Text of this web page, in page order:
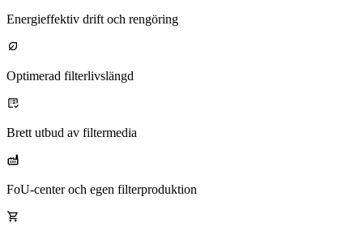
Energieffektiv drift och rengöring
Optimerad filterlivslängd
Brett utbud av filtermedia
FoU-center och egen filterproduktion